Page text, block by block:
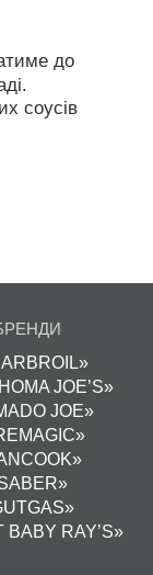
до
соусів
JOE’S»
JOE»
BABY RAY’S»